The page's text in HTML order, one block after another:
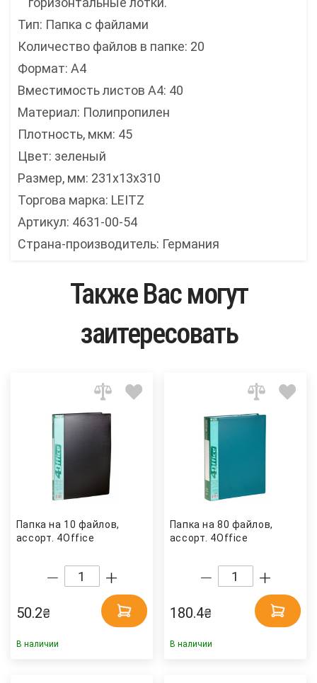
Тип: Папка с файлами
Количество файлов в папке: 20
Формат: А4
Вместимость листов А4: 40
Материал: Полипропилен
Плотность, мкм: 45
Цвет: зеленый
Размер, мм: 231x13x310
Торгова марка: LEITZ
Артикул: 4631-00-54
Страна-производитель: Германия
Также Вас могут
заитересовать
Папка на 10 файлов,
ассорт. 4Office
50.2₴
В наличии
Папка на 80 файлов,
ассорт. 4Office
180.4₴
В наличии